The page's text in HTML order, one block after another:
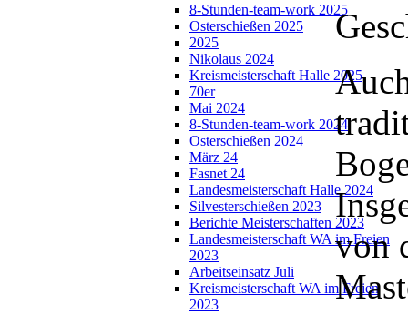
8-Stunden-team-work 2025
Osterschießen 2025
2025
Nikolaus 2024
Kreismeisterschaft Halle 2025
70er
Mai 2024
8-Stunden-team-work 2024
Osterschießen 2024
März 24
Fasnet 24
Landesmeisterschaft Halle 2024
Silvesterschießen 2023
Berichte Meisterschaften 2023
Landesmeisterschaft WA im Freien
2023
Arbeitseinsatz Juli
Kreismeisterschaft WA im Freien
2023
von